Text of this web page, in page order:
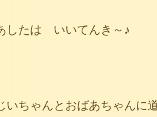
したは いいてんき～♪
いちゃんとおばあちゃんに